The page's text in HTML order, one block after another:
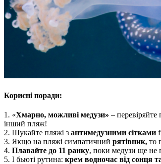
Корисні поради:
1. «Хмарно, можливі медузи» –
інший пляж!
2. Шукайте пляжі з антимедузними сітками
3. Якщо на пляжі симпатичний рятівник, то
4. Плавайте до 11 ранку, поки медузи ще не
5. І бьюті рутина: крем водночас від сонця